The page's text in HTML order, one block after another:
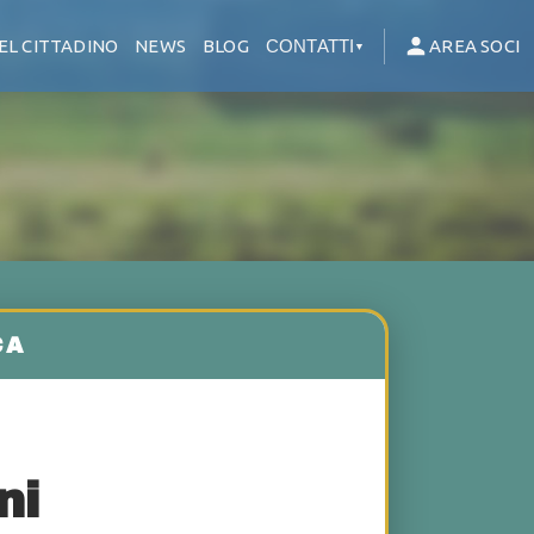
CITTADINO NEWS BLOG CONTATTI ▼ AREA SOCI